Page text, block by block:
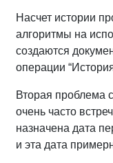
Насчет истории
алгоритмы на
создаются
операции
Вторая проблема
очень часто
назначена дата
и эта дата